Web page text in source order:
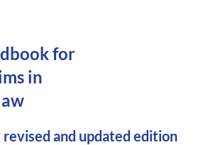
for
in
and updated edition